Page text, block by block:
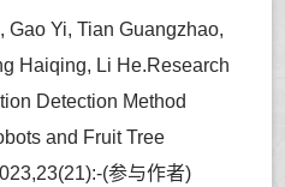
Gao Yi, Tian Guangzhao,
Haiqing, Li He.Research
Detection Method
and Fruit Tree
(参与作者)